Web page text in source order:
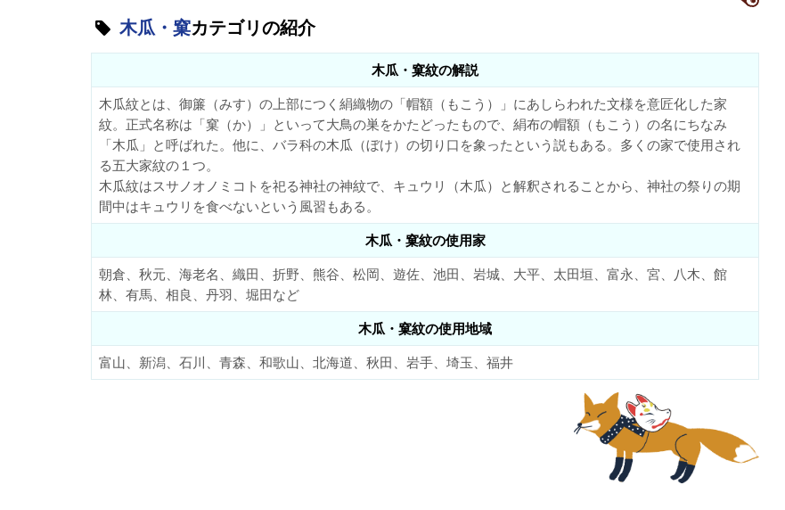
木瓜・窠カテゴリの紹介
木瓜・窠紋の解説
木瓜紋とは、御簾（みす）の上部につく絹織物の「帽額（もこう）」にあしらわれた文様を意匠化した家
紋。正式名称は「窠（か）」といって大鳥の巣をかたどったもので、絹布の帽額（もこう）の名にちなみ
「木瓜」と呼ばれた。他に、バラ科の木瓜（ぼけ）の切り口を象ったという説もある。多くの家で使用され
る五大家紋の１つ。
木瓜紋はスサノオノミコトを祀る神社の神紋で、キュウリ（木瓜）と解釈されることから、神社の祭りの期
間中はキュウリを食べないという風習もある。
木瓜・窠紋の使用家
朝倉、秋元、海老名、織田、折野、熊谷、松岡、遊佐、池田、岩城、大平、太田垣、富永、宮、八木、館
林、有馬、相良、丹羽、堀田など
木瓜・窠紋の使用地域
富山、新潟、石川、青森、和歌山、北海道、秋田、岩手、埼玉、福井